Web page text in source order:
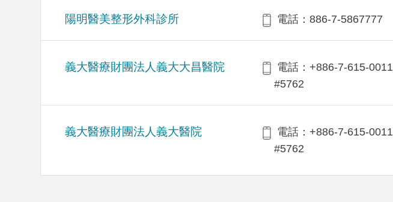
陽明醫美整形外科診所 電話：886-7-5867777
義大醫療財團法人義大大昌醫院
電話：+886-7-615-0011
#5762
義大醫療財團法人義大醫院
電話：+886-7-615-0011
#5762